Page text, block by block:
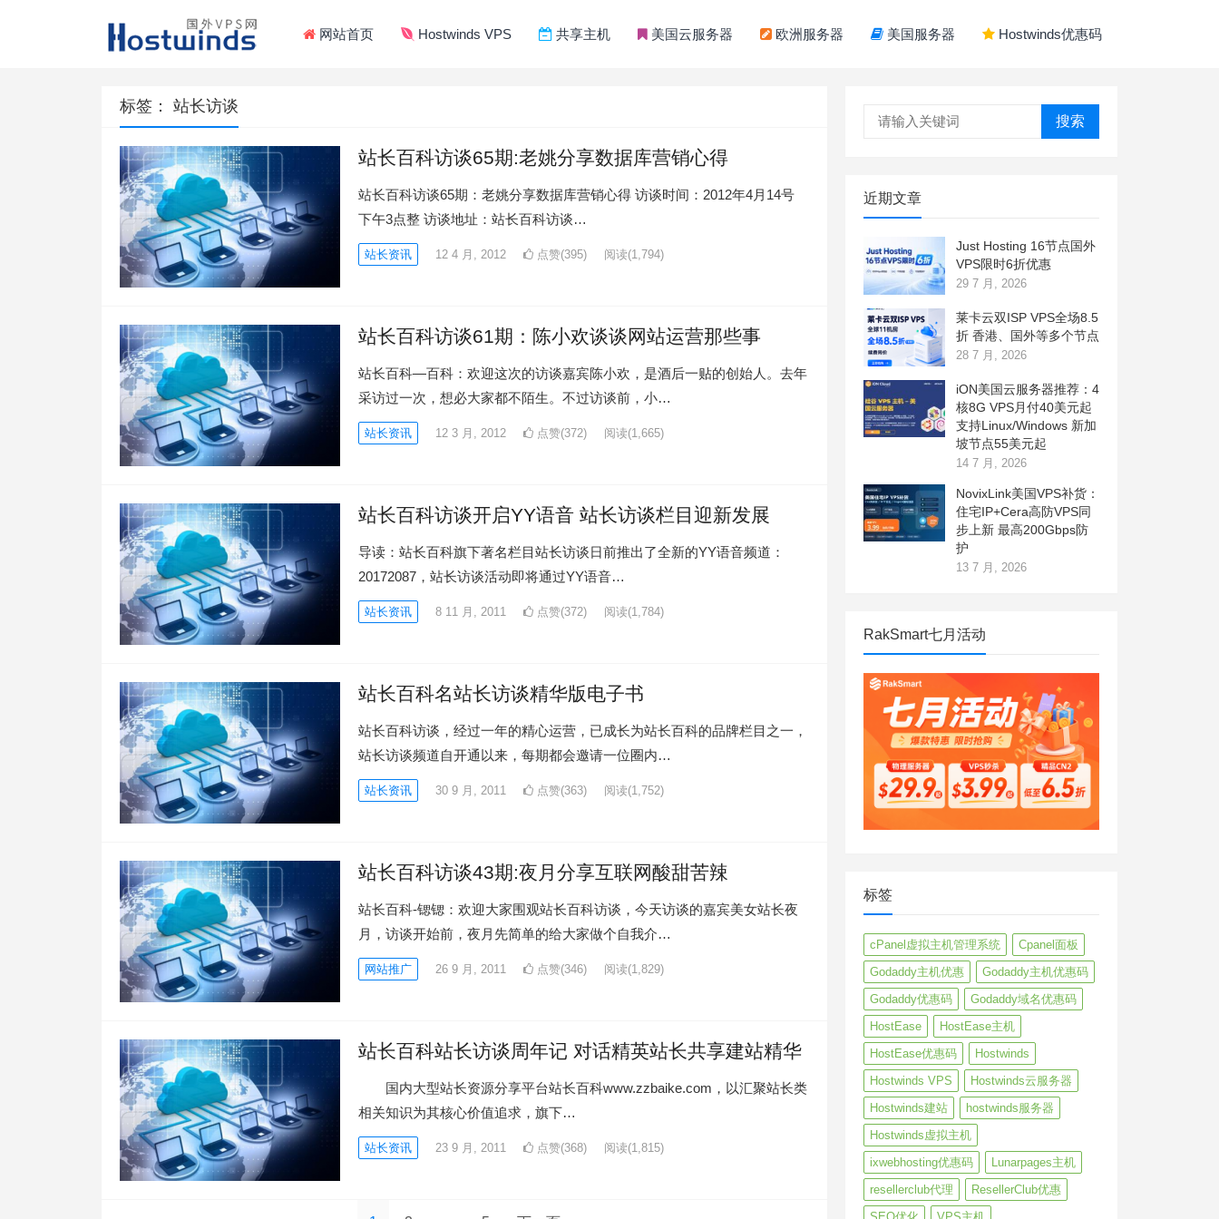
网站首页 Hostwinds VPS 共享主机 美国云服务器 欧洲服务器 美国服务器 Hostwinds优惠码
标签： 站长访谈
站长百科访谈65期:老姚分享数据库营销心得
站长百科访谈65期：老姚分享数据库营销心得 访谈时间：2012年4月14号
下午3点整 访谈地址：站长百科访谈…
站长资讯 12 4 月, 2012 点赞(395) 阅读(1,794)
站长百科访谈61期：陈小欢谈谈网站运营那些事
站长百科—百科：欢迎这次的访谈嘉宾陈小欢，是酒后一贴的创始人。去年
采访过一次，想必大家都不陌生。不过访谈前，小…
站长资讯 12 3 月, 2012 点赞(372) 阅读(1,665)
站长百科访谈开启YY语音 站长访谈栏目迎新发展
导读：站长百科旗下著名栏目站长访谈日前推出了全新的YY语音频道：
20172087，站长访谈活动即将通过YY语音…
站长资讯 8 11 月, 2011 点赞(372) 阅读(1,784)
站长百科名站长访谈精华版电子书
站长百科访谈，经过一年的精心运营，已成长为站长百科的品牌栏目之一，
站长访谈频道自开通以来，每期都会邀请一位圈内…
站长资讯 30 9 月, 2011 点赞(363) 阅读(1,752)
站长百科访谈43期:夜月分享互联网酸甜苦辣
站长百科-锶锶：欢迎大家围观站长百科访谈，今天访谈的嘉宾美女站长夜
月，访谈开始前，夜月先简单的给大家做个自我介…
网站推广 26 9 月, 2011 点赞(346) 阅读(1,829)
站长百科站长访谈周年记 对话精英站长共享建站精华
国内大型站长资源分享平台站长百科www.zzbaike.com，以汇聚站长类
相关知识为其核心价值追求，旗下…
站长资讯 23 9 月, 2011 点赞(368) 阅读(1,815)
搜索
近期文章
Just Hosting 16节点国外
VPS限时6折优惠
29 7 月, 2026
莱卡云双ISP VPS全场8.5
折 香港、国外等多个节点
28 7 月, 2026
iON美国云服务器推荐：4
核8G VPS月付40美元起
支持Linux/Windows 新加
坡节点55美元起
14 7 月, 2026
NovixLink美国VPS补货：
住宅IP+Cera高防VPS同
步上新 最高200Gbps防
护
13 7 月, 2026
RakSmart七月活动
标签
cPanel虚拟主机管理系统
Cpanel面板
Godaddy主机优惠
Godaddy主机优惠码
Godaddy优惠码
Godaddy域名优惠码
HostEase
HostEase主机
HostEase优惠码
Hostwinds
Hostwinds VPS
Hostwinds云服务器
Hostwinds建站
hostwinds服务器
Hostwinds虚拟主机
ixwebhosting优惠码
Lunarpages主机
resellerclub代理
ResellerClub优惠